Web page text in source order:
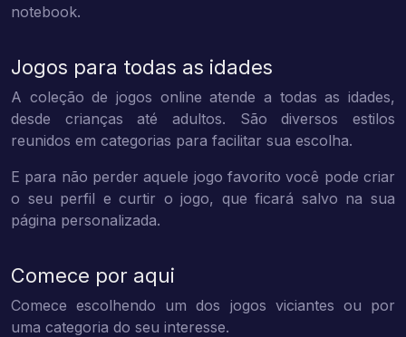
notebook.
Jogos para todas as idades
A coleção de jogos online atende a todas as idades,
desde crianças até adultos. São diversos estilos
reunidos em categorias para facilitar sua escolha.
E para não perder aquele jogo favorito você pode criar
o seu perfil e curtir o jogo, que ficará salvo na sua
página personalizada.
Comece por aqui
Comece escolhendo um dos jogos viciantes ou por
uma categoria do seu interesse.